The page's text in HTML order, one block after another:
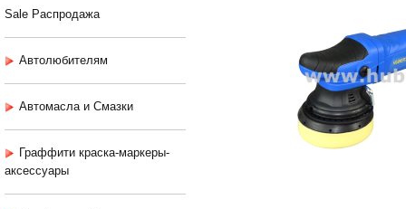
Sale Распродажа
Автолюбителям
Автомасла и Смазки
Граффити краска-маркеры-
аксессуары